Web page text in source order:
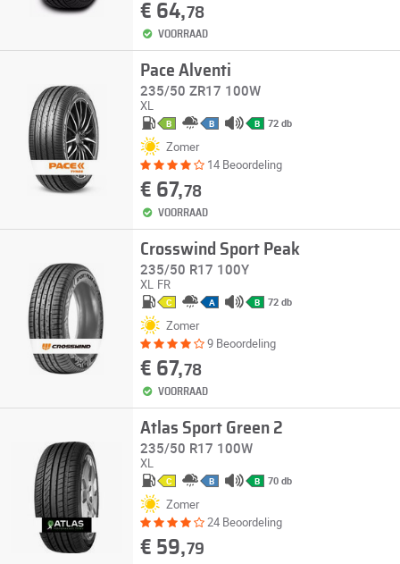
€ 64,78
VOORRAAD
Pace Alventi
235/50 ZR17 100W
XL
B B B 72 db
Zomer
14 Beoordeling
€ 67,78
VOORRAAD
Crosswind Sport Peak
235/50 R17 100Y
XL FR
C A B 72 db
Zomer
9 Beoordeling
€ 67,78
VOORRAAD
Atlas Sport Green 2
235/50 R17 100W
XL
C B B 70 db
Zomer
24 Beoordeling
€ 59,79